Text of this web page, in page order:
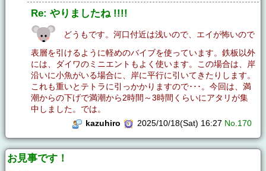
Re: やりましたね !!!!
どうもです。河口付近は浅いので、エイが怖いので
表層を引けるように軽めのバイブを使っています。鉄板以外
には、ダイワのミニエントもよく使います。この場合は、岸
沿いに小魚がいる場合に、岸に平行に引いてきたりします。
これも重いとテトラに引っかかりますので･･･。今回は、満
潮からの下げで満潮から2時間～3時間くらいにアタリが集
中しました。では。
kazuhiro
2025/10/18(Sat) 16:27 No.170
お見事です！